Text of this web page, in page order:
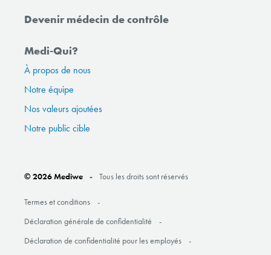
Devenir médecin de contrôle
Medi-Qui?
À propos de nous
Notre équipe
Nos valeurs ajoutées
Notre public cible
© 2026 Mediwe Tous les droits sont réservés
Termes et conditions
Déclaration générale de confidentialité
Déclaration de confidentialité pour les employés